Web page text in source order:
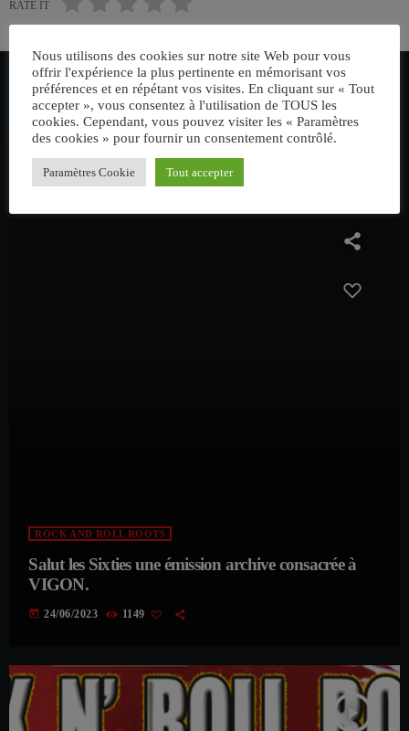
RATE IT
VOUS AIMEREZ AUSSI
ROCK AND ROLL ROOTS
Salut les Sixties une émission archive consacrée à
VIGON.
today 24/06/2023 1149
play_arrow
Nous utilisons des cookies sur notre site Web pour vous
offrir l'expérience la plus pertinente en mémorisant vos
préférences et en répétant vos visites. En cliquant sur « Tout
accepter », vous consentez à l'utilisation de TOUS les
cookies. Cependant, vous pouvez visiter les « Paramètres
des cookies » pour fournir un consentement contrôlé.
Paramètres Cookie Tout accepter